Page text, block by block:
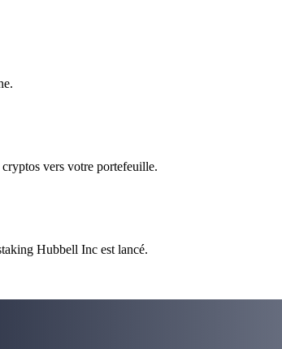
vers votre portefeuille.
Hubbell Inc est lancé.